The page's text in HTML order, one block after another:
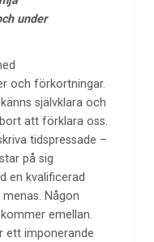
under
och förkortningar.
självklara och
att förklara oss.
tidspressade –
på sig
en kvalificerad
Någon
emellan.
ett imponerande